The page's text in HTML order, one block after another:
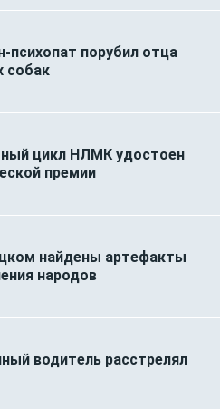
психопат порубил отца
собак
цикл НЛМК удостоен
премии
найдены артефакты
народов
водитель расстрелял